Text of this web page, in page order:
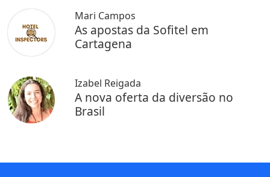
Mari Campos
As apostas da Sofitel em
Cartagena
Izabel Reigada
A nova oferta da diversão no
Brasil